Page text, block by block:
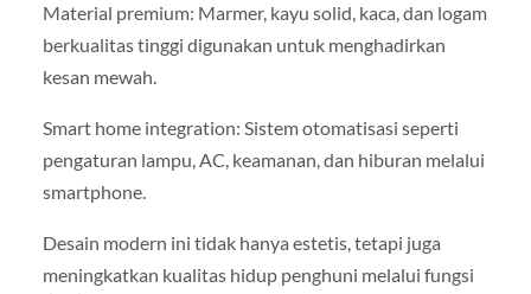
Material premium: Marmer, kayu solid, kaca, dan logam
berkualitas tinggi digunakan untuk menghadirkan
kesan mewah.
Smart home integration: Sistem otomatisasi seperti
pengaturan lampu, AC, keamanan, dan hiburan melalui
smartphone.
Desain modern ini tidak hanya estetis, tetapi juga
meningkatkan kualitas hidup penghuni melalui fungsi